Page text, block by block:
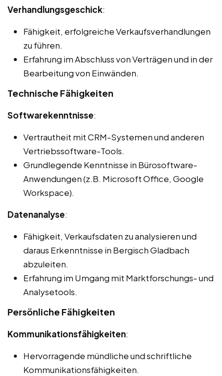
Verhandlungsgeschick:
Fähigkeit, erfolgreiche Verkaufsverhandlungen
zu führen.
Erfahrung im Abschluss von Verträgen und in der
Bearbeitung von Einwänden.
Technische Fähigkeiten
Softwarekenntnisse:
Vertrautheit mit CRM-Systemen und anderen
Vertriebssoftware-Tools.
Grundlegende Kenntnisse in Bürosoftware-
Anwendungen (z.B. Microsoft Office, Google
Workspace).
Datenanalyse:
Fähigkeit, Verkaufsdaten zu analysieren und
daraus Erkenntnisse in Bergisch Gladbach
abzuleiten.
Erfahrung im Umgang mit Marktforschungs- und
Analysetools.
Persönliche Fähigkeiten
Kommunikationsfähigkeiten:
Hervorragende mündliche und schriftliche
Kommunikationsfähigkeiten.